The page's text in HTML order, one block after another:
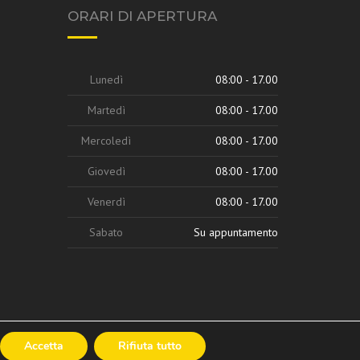
ORARI DI APERTURA
Lunedì 08:00 - 17.00
Martedì 08:00 - 17.00
Mercoledì 08:00 - 17.00
Giovedì 08:00 - 17.00
Venerdì 08:00 - 17.00
Sabato Su appuntamento
Accetta Rifiuta tutto